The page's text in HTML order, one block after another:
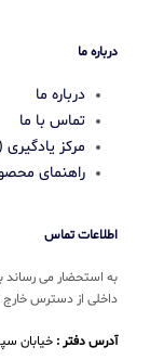
درباره ما
درباره ما
تماس با ما
مرکز یادگیری
راهنمای
اطلاعات تماس
به استحضار می رساند
داخلی از دسترس
آدرس دفتر : خیابان